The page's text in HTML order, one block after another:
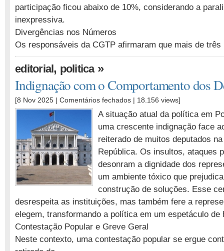
participação ficou abaixo de 10%, considerando a
inexpressiva.
Divergências nos Números
Os responsáveis da CGTP afirmaram que mais de
editorial, politica»
Indignação com o Comportamento dos
[8 Nov 2025 | Comentários fechados em
com
o
Comportamento
| 18.156 views]
A situação atual da política em
uma crescente indignação face
reiterado de muitos deputados
República. Os insultos, ataques
desonram a dignidade dos
um ambiente tóxico que
construção de soluções. Esse
desrespeita as instituições, mas também fere a
elegem, transformando a política em um espetáculo de
Contestação Popular e Greve Geral
Neste contexto, uma contestação popular se ergue